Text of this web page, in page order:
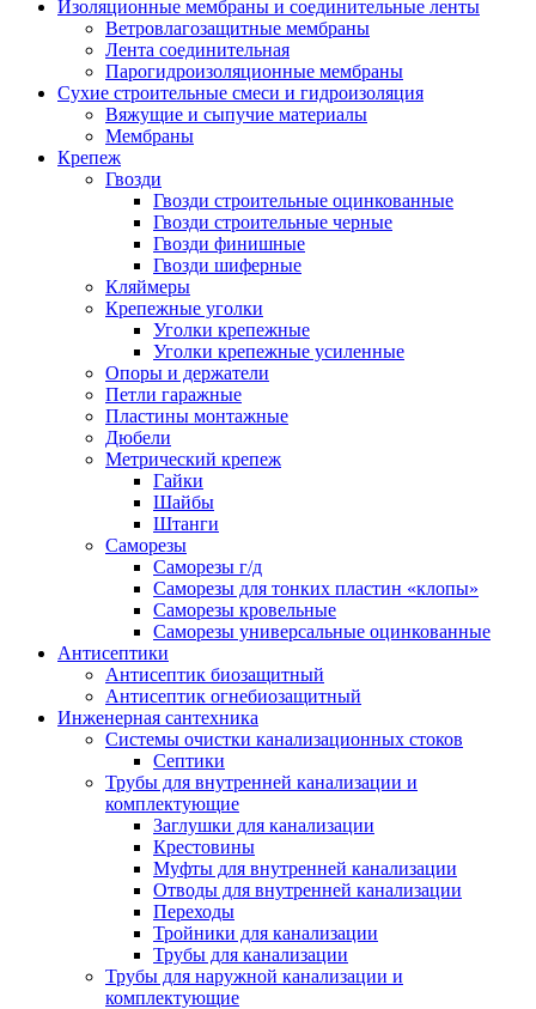
Изоляционные мембраны и соединительные ленты
Ветровлагозащитные мембраны
Лента соединительная
Парогидроизоляционные мембраны
Сухие строительные смеси и гидроизоляция
Вяжущие и сыпучие материалы
Мембраны
Крепеж
Гвозди
Гвозди строительные оцинкованные
Гвозди строительные черные
Гвозди финишные
Гвозди шиферные
Кляймеры
Крепежные уголки
Уголки крепежные
Уголки крепежные усиленные
Опоры и держатели
Петли гаражные
Пластины монтажные
Дюбели
Метрический крепеж
Гайки
Шайбы
Штанги
Саморезы
Саморезы г/д
Саморезы для тонких пластин «клопы»
Саморезы кровельные
Саморезы универсальные оцинкованные
Антисептики
Антисептик биозащитный
Антисептик огнебиозащитный
Инженерная сантехника
Системы очистки канализационных стоков
Септики
Трубы для внутренней канализации и
комплектующие
Заглушки для канализации
Крестовины
Муфты для внутренней канализации
Отводы для внутренней канализации
Переходы
Тройники для канализации
Трубы для канализации
Трубы для наружной канализации и
комплектующие